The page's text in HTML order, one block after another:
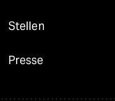
Stellen
Presse